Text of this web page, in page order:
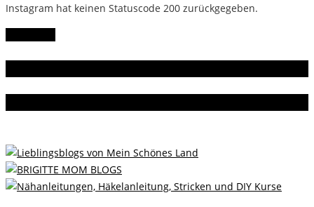
Instagram hat keinen Statuscode 200 zurückgegeben.